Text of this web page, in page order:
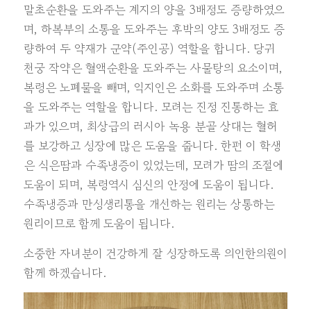
말초순환을 도와주는 계지의 양을 3배정도 증량하였으
며, 하복부의 소통을 도와주는 후박의 양도 3배정도 증
량하여 두 약재가 군약(주인공) 역할을 합니다. 당귀
천궁 작약은 혈액순환을 도와주는 사물탕의 요소이며,
복령은 노폐물을 빼며, 익지인은 소화를 도와주며 소통
을 도와주는 역할을 합니다. 모려는 진정 진통하는 효
과가 있으며, 최상급의 러시아 녹용 분골 상대는 혈허
를 보강하고 성장에 많은 도움을 줍니다. 한편 이 학생
은 식은땀과 수족냉증이 있었는데, 모려가 땀의 조절에
도움이 되며, 복령역시 심신의 안정에 도움이 됩니다.
수족냉증과 만성생리통을 개선하는 원리는 상통하는
원리이므로 함께 도움이 됩니다.
소중한 자녀분이 건강하게 잘 성장하도록 의인한의원이
함께 하겠습니다.